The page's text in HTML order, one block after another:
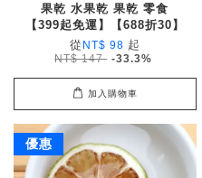
果乾 水果乾 果乾 零食
【399起免運】【688折30】
從 NT$ 98 起
NT$ 147 -33.3%
加入購物車
優惠